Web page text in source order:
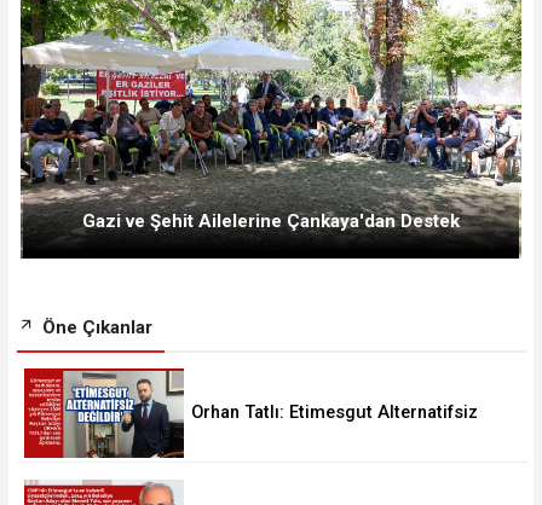
Gazi ve Şehit Ailelerine Çankaya'dan Destek
Öne Çıkanlar
Orhan Tatlı: Etimesgut Alternatifsiz